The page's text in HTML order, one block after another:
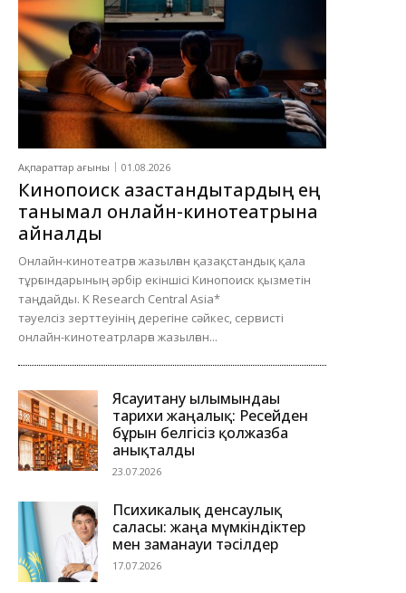
Ақпараттар ағыны 01.08.2026
Кинопоиск қазақстандықтардың ең
танымал онлайн-кинотеатрына
айналды
Онлайн-кинотеатрға жазылған қазақстандық қала
тұрғындарының әрбір екіншісі Кинопоиск қызметін
таңдайды. K Research Central Asia*
тәуелсіз зерттеуінің дерегіне сәйкес, сервисті
онлайн-кинотеатрларға жазылған...
Ясауитану ғылымындағы
тарихи жаңалық: Ресейден
бұрын белгісіз қолжазба
анықталды
23.07.2026
Психикалық денсаулық
саласы: жаңа мүмкіндіктер
мен заманауи тәсілдер
17.07.2026